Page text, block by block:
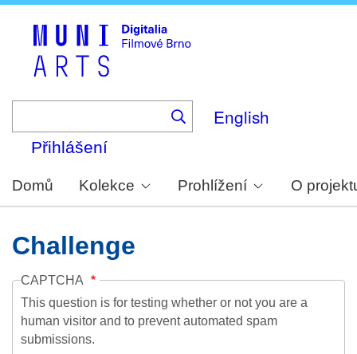
English
Přihlášení
Domů Kolekce Prohlížení O
Challenge
CAPTCHA
This question is for testing whether or not you are a
human visitor and to prevent automated spam
submissions.